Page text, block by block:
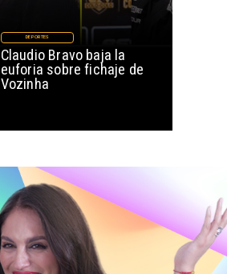
Claudio Bravo baja la
euforia sobre fichaje de
Vozinha
DEPORTES